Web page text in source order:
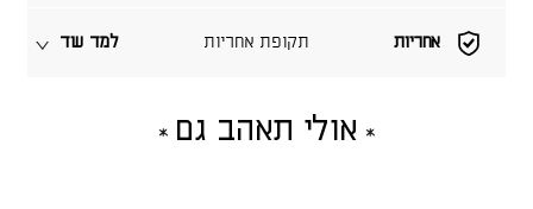
אחריות תקופת אחריות למד עוד
אולי תאהב גם